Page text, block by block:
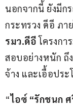
นอกจากนี้ ยังมีก
กระทรวง ดีอี ภา
รมว.ดีอี โครงกา
สอบอย่างหนัก ถึ
จ้าง และเอื้อปร
“ไอซ์ “รักชนก